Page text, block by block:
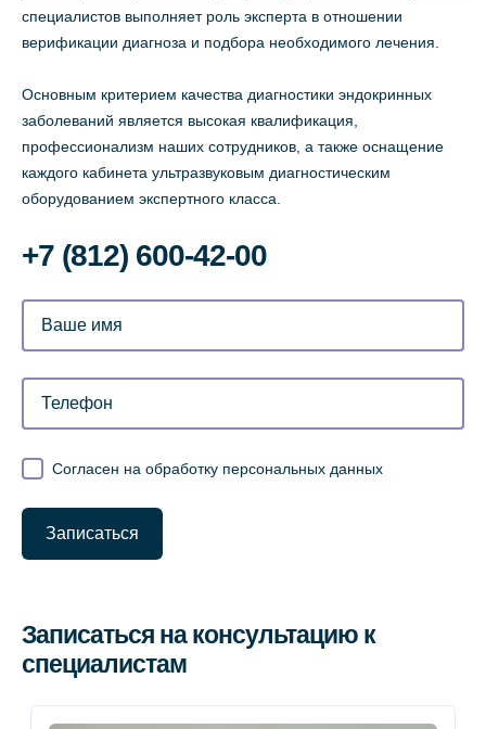
специалистов выполняет роль эксперта в отношении
верификации диагноза и подбора необходимого лечения.
Основным критерием качества диагностики эндокринных
заболеваний является высокая квалификация,
профессионализм наших сотрудников, а также оснащение
каждого кабинета ультразвуковым диагностическим
оборудованием экспертного класса.
‌+7 (812) 600-42-00
Согласен на обработку персональных данных
Записаться
Записаться на консультацию к
специалистам